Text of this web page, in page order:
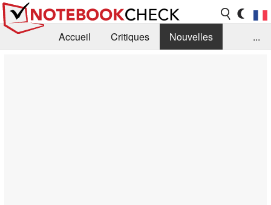
Accueil Critiques
Nouvelles
...